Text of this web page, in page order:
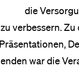
die
verbessern.
war die